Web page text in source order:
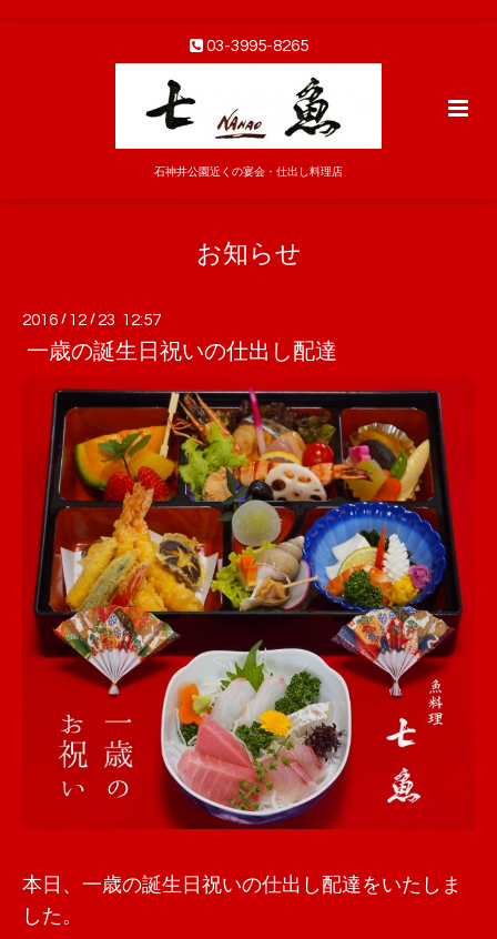
03-3995-8265
石神井公園近くの宴会・仕出し料理店
お知らせ
2016 / 12 / 23 12:57
一歳の誕生日祝いの仕出し配達
本日、一歳の誕生日祝いの仕出し配達をいたしま
した。